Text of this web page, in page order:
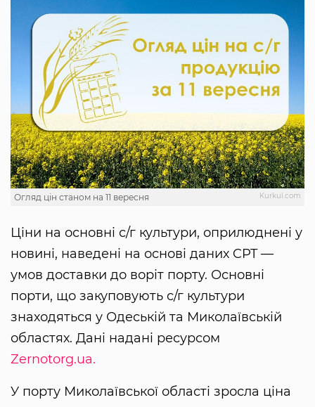
Kurkul.com
Огляд цін станом на 11 вересня
Ціни на основні с/г культури, оприлюднені у
новині, наведені на основі даних CPT —
умов доставки до воріт порту. Основні
порти, що закуповують с/г культури
знаходяться у Одеській та Миколаївській
областях. Дані надані ресурсом
Zernotorg.ua.
У порту Миколаївської області зросла ціна